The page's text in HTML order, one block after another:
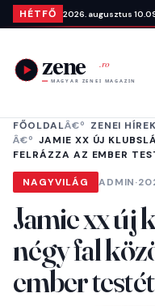
Ugrás a tartalomra
HÉTFŐ 2026. augusztus 10.
FŐOLDAL ZENEI
JAMIE XX ÚJ
FELRÁZZA AZ EMBER
NAGYVILÁG ADMIN·
Jamie xx új
négy fal
ember